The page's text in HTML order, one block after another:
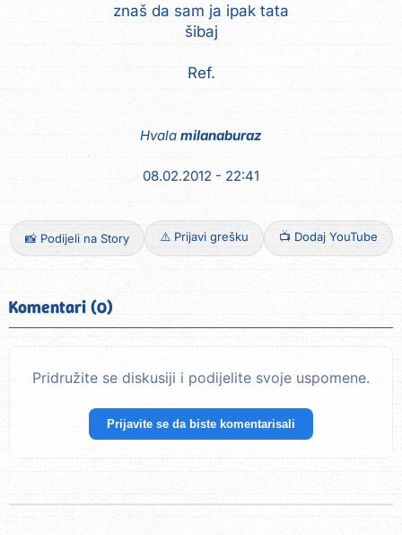
znaš da sam ja ipak tata
šibaj
Ref.
Hvala milanaburaz
08.02.2012 - 22:41
📸 Podijeli na Story ⚠️ Prijavi grešku 📺 Dodaj YouTube
Komentari (0)
Pridružite se diskusiji i podijelite svoje uspomene.
Prijavite se da biste komentarisali